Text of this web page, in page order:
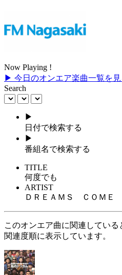
Now Playing !
▶ 今日のオンエア楽曲一覧を見
Search
▶
日付で検索する
▶
番組名で検索する
TITLE
何度でも
ARTIST
ＤＲＥＡＭＳ ＣＯＭＥ
このオンエア曲に関連している
関連度順に表示しています。